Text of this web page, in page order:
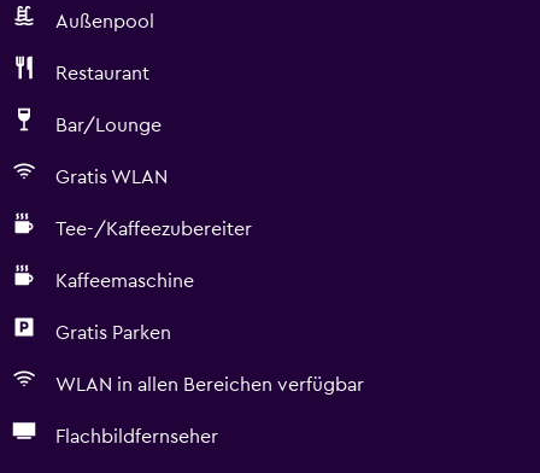
Außenpool
Restaurant
Bar/Lounge
Gratis WLAN
Tee-/Kaffeezubereiter
Kaffeemaschine
Gratis Parken
WLAN in allen Bereichen verfügbar
Flachbildfernseher